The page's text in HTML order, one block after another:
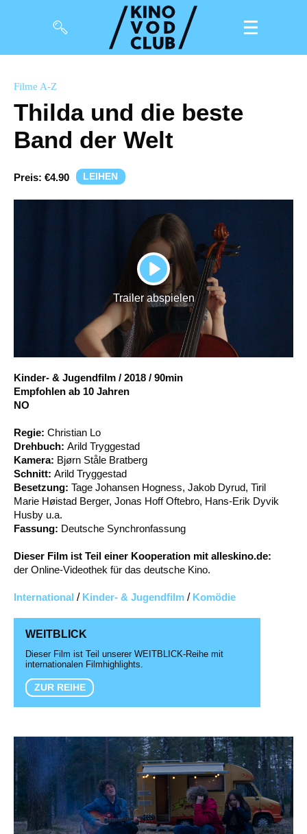
Magazin
Kuratierungen
Events
Filmpakete
Gutscheine
& Filmpässe
Account
Suche
Filme A-Z
Thilda und die beste
Band der Welt
Preis: €4.90 LEIHEN
PLAY
Trailer abspielen
Kinder- & Jugendfilm / 2018 / 90min
Empfohlen ab 10 Jahren
NO
Regie: Christian Lo
Drehbuch: Arild Tryggestad
Kamera: Bjørn Ståle Bratberg
Schnitt: Arild Tryggestad
Besetzung: Tage Johansen Hogness, Jakob Dyrud, Tiril
Marie Høistad Berger, Jonas Hoff Oftebro, Hans-Erik Dyvik
Husby u.a.
Fassung: Deutsche Synchronfassung
Dieser Film ist Teil einer Kooperation mit alleskino.de:
der Online-Videothek für das deutsche Kino.
International / Kinder- & Jugendfilm / Komödie
WEITBLICK
Dieser Film ist Teil unserer WEITBLICK-Reihe mit
internationalen Filmhighlights.
ZUR REIHE